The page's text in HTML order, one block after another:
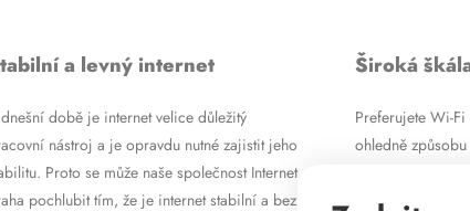
a levný internet
době je internet velice důležitý
nástroj a je opravdu nutné zajistit jeho
Proto se může naše společnost Internet
pochlubit tím, že je internet stabilní a bez
Široká
Preferujete Wi-
ohledně